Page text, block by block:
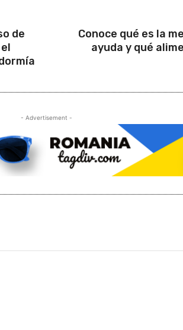
de
Conoce qué es la
ayuda y qué
- Advertisement -